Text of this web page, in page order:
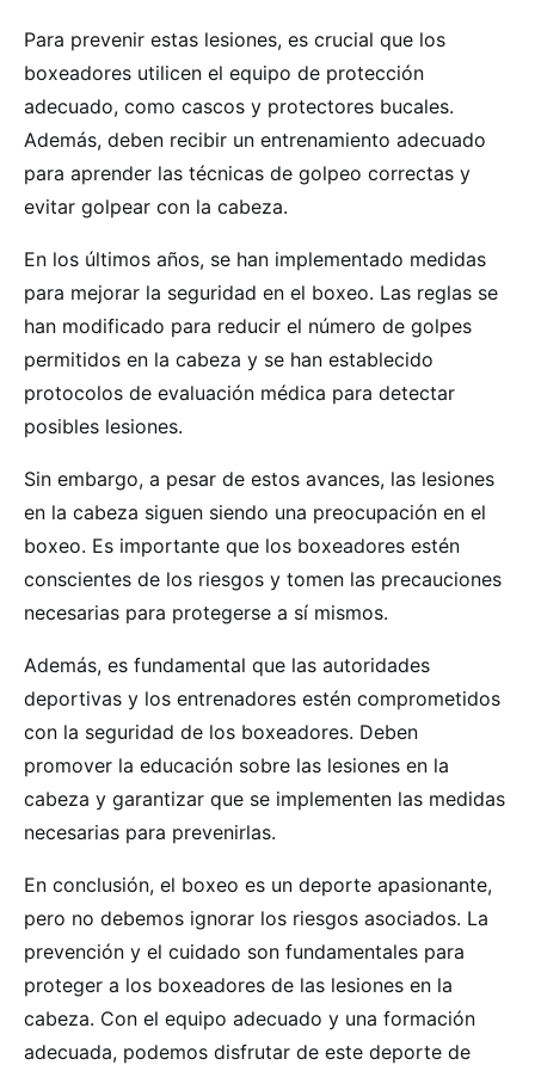
Para prevenir estas lesiones, es crucial que los
boxeadores utilicen el equipo de protección
adecuado, como cascos y protectores bucales.
Además, deben recibir un entrenamiento adecuado
para aprender las técnicas de golpeo correctas y
evitar golpear con la cabeza.
En los últimos años, se han implementado medidas
para mejorar la seguridad en el boxeo. Las reglas se
han modificado para reducir el número de golpes
permitidos en la cabeza y se han establecido
protocolos de evaluación médica para detectar
posibles lesiones.
Sin embargo, a pesar de estos avances, las lesiones
en la cabeza siguen siendo una preocupación en el
boxeo. Es importante que los boxeadores estén
conscientes de los riesgos y tomen las precauciones
necesarias para protegerse a sí mismos.
Además, es fundamental que las autoridades
deportivas y los entrenadores estén comprometidos
con la seguridad de los boxeadores. Deben
promover la educación sobre las lesiones en la
cabeza y garantizar que se implementen las medidas
necesarias para prevenirlas.
En conclusión, el boxeo es un deporte apasionante,
pero no debemos ignorar los riesgos asociados. La
prevención y el cuidado son fundamentales para
proteger a los boxeadores de las lesiones en la
cabeza. Con el equipo adecuado y una formación
adecuada, podemos disfrutar de este deporte de